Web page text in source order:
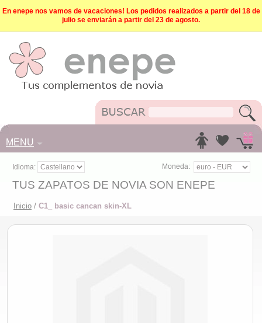
En enepe nos vamos de vacaciones! Los pedidos realizados a partir del 18 de
julio se enviarán a partir del 23 de agosto.
MENU
Idioma: Moneda:
TUS ZAPATOS DE NOVIA SON ENEPE
Inicio / C1_ basic cancan skin-XL